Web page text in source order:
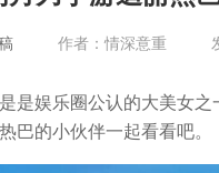
作者：情深意重
是娱乐圈公认的大美女
巴的小伙伴一起看看吧。